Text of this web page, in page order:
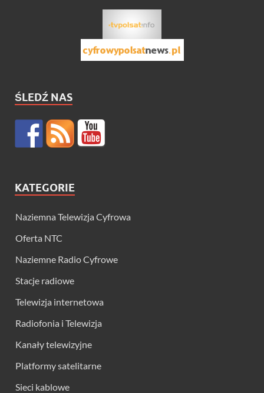
ŚLEDŹ NAS
KATEGORIE
Naziemna Telewizja Cyfrowa
Oferta NTC
Naziemne Radio Cyfrowe
Stacje radiowe
Telewizja internetowa
Radiofonia i Telewizja
Kanały telewizyjne
Platformy satelitarne
Sieci kablowe